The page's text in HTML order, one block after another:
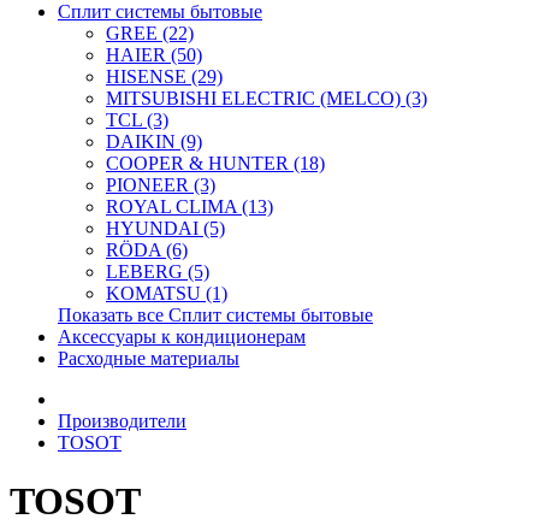
Сплит системы бытовые
GREE (22)
HAIER (50)
HISENSE (29)
MITSUBISHI ELECTRIC (MELCO) (3)
TCL (3)
DAIKIN (9)
COOPER & HUNTER (18)
PIONEER (3)
ROYAL CLIMA (13)
HYUNDAI (5)
RÖDA (6)
LEBERG (5)
KOMATSU (1)
Показать все Сплит системы бытовые
Аксессуары к кондиционерам
Расходные материалы
Производители
TOSOT
TOSOT